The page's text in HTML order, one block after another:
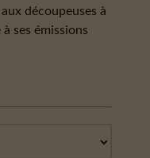
découpeuses à
ses émissions